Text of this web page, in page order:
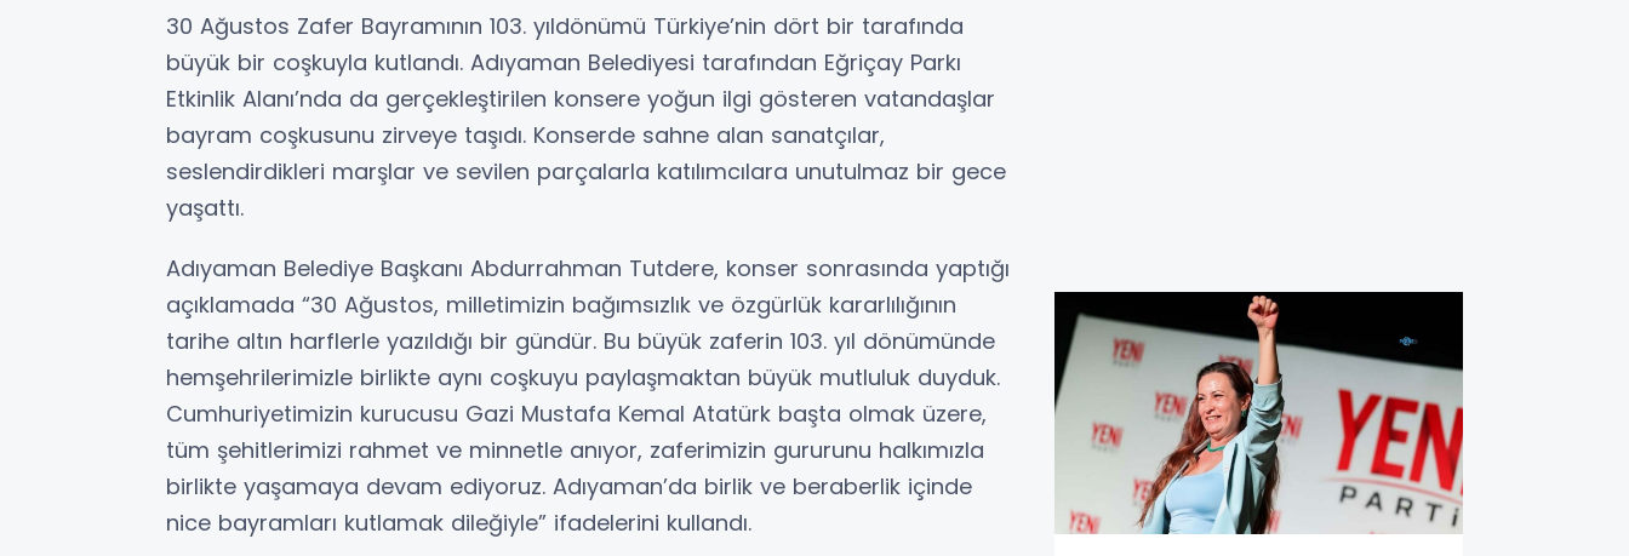
30 Ağustos Zafer Bayramının 103. yıldönümü Türkiye’nin dört bir tarafında
büyük bir coşkuyla kutlandı. Adıyaman Belediyesi tarafından Eğriçay Parkı
Etkinlik Alanı’nda da gerçekleştirilen konsere yoğun ilgi gösteren vatandaşlar
bayram coşkusunu zirveye taşıdı. Konserde sahne alan sanatçılar,
seslendirdikleri marşlar ve sevilen parçalarla katılımcılara unutulmaz bir gece
yaşattı.
Adıyaman Belediye Başkanı Abdurrahman Tutdere, konser sonrasında yaptığı
açıklamada “30 Ağustos, milletimizin bağımsızlık ve özgürlük kararlılığının
tarihe altın harflerle yazıldığı bir gündür. Bu büyük zaferin 103. yıl dönümünde
hemşehrilerimizle birlikte aynı coşkuyu paylaşmaktan büyük mutluluk duyduk.
Cumhuriyetimizin kurucusu Gazi Mustafa Kemal Atatürk başta olmak üzere,
tüm şehitlerimizi rahmet ve minnetle anıyor, zaferimizin gururunu halkımızla
birlikte yaşamaya devam ediyoruz. Adıyaman’da birlik ve beraberlik içinde
nice bayramları kutlamak dileğiyle” ifadelerini kullandı.